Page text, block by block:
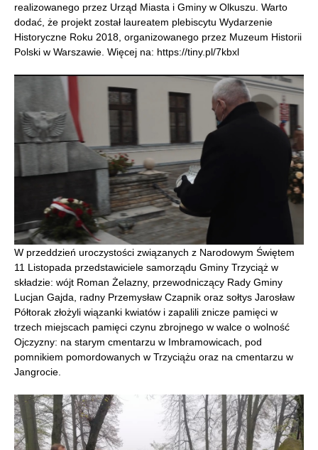
realizowanego przez Urząd Miasta i Gminy w Olkuszu. Warto
dodać, że projekt został laureatem plebiscytu Wydarzenie
Historyczne Roku 2018, organizowanego przez Muzeum Historii
Polski w Warszawie. Więcej na: https://tiny.pl/7kbxl
W przeddzień uroczystości związanych z Narodowym Świętem
11 Listopada przedstawiciele samorządu Gminy Trzyciąż w
składzie: wójt Roman Żelazny, przewodniczący Rady Gminy
Lucjan Gajda, radny Przemysław Czapnik oraz sołtys Jarosław
Półtorak złożyli wiązanki kwiatów i zapalili znicze pamięci w
trzech miejscach pamięci czynu zbrojnego w walce o wolność
Ojczyzny: na starym cmentarzu w Imbramowicach, pod
pomnikiem pomordowanych w Trzyciążu oraz na cmentarzu w
Jangrocie.